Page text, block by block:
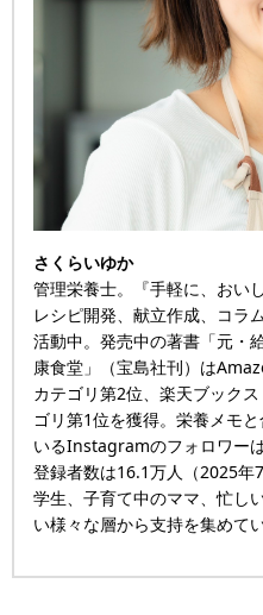
さくらいゆか
管理栄養士。『手軽に、おい
レシピ開発、献立作成、コラ
活動中。発売中の著書「元・
康食堂」（宝島社刊）は
カテゴリ第2位、楽天ブック
ゴリ第1位を獲得。栄養メモ
いるInstagramのフォロワー
登録者数は16.1万人（2025年
学生、子育て中のママ、忙し
い様々な層から支持を集めてい